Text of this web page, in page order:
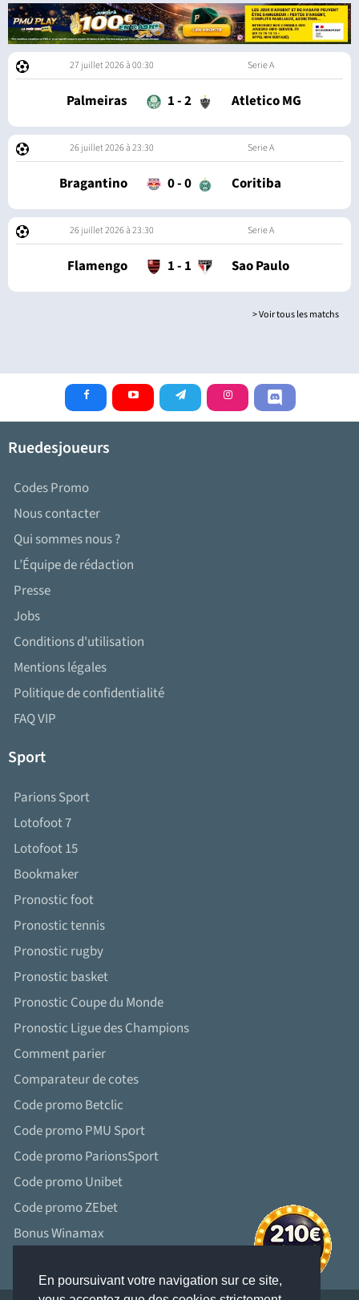
En poursuivant votre navigation sur ce site,
27 juillet 2026 à 00:30 Serie A
Palmeiras 1-2 Atletico MG
26 juillet 2026 à 23:30 Serie A
Bragantino 0-0 Coritiba
26 juillet 2026 à 23:30 Serie A
Flamengo 1- 1 Sao Paulo
> Voir tous les matchs
Ruedesjoueurs
Codes Promo
Nous contacter
Qui sommes nous ?
L’Équipe de rédaction
Presse
Jobs
Conditions d'utilisation
Mentions légales
Politique de confidentialité
FAQ VIP
Sport
Parions Sport
Lotofoot 7
Lotofoot 15
Bookmaker
Pronostic foot
Pronostic tennis
Pronostic rugby
Pronostic basket
Pronostic Coupe du Monde
Pronostic Ligue des Champions
Comment parier
Comparateur de cotes
Code promo Betclic
Code promo PMU Sport
Code promo ParionsSport
Code promo Unibet
Code promo ZEbet
Bonus Winamax